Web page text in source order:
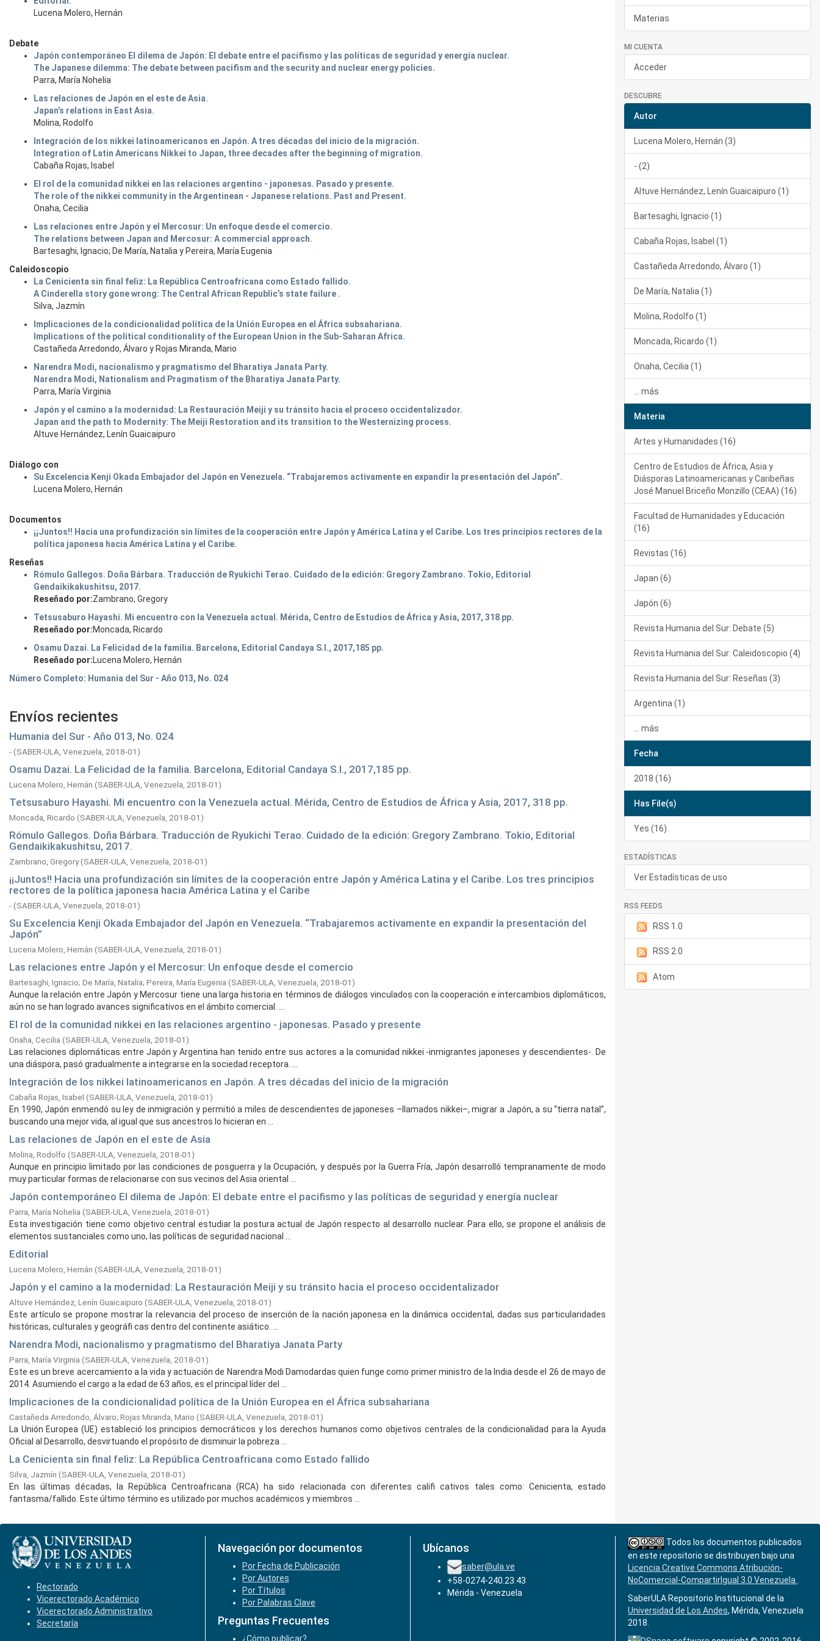
Lucena Molero, Hernán
Debate
Japón contemporáneo El dilema de Japón: El debate entre el pacifismo y las políticas de seguridad y energía nuclear.
The Japanese dilemma: The debate between pacifism and the security and nuclear energy policies.
Parra, María Nohelia
Las relaciones de Japón en el este de Asia.
Japan’s relations in East Asia.
Molina, Rodolfo
Integración de los nikkei latinoamericanos en Japón. A tres décadas del inicio de la migración.
Integration of Latin Americans Nikkei to Japan, three decades after the beginning of migration.
Cabaña Rojas, Isabel
El rol de la comunidad nikkei en las relaciones argentino - japonesas. Pasado y presente.
The role of the nikkei community in the Argentinean - Japanese relations. Past and Present.
Onaha, Cecilia
Las relaciones entre Japón y el Mercosur: Un enfoque desde el comercio.
The relations between Japan and Mercosur: A commercial approach.
Bartesaghi, Ignacio; De María, Natalia y Pereira, María Eugenia
Caleidoscopio
La Cenicienta sin final feliz: La República Centroafricana como Estado fallido.
A Cinderella story gone wrong: The Central African Republic’s state failure .
Silva, Jazmín
Implicaciones de la condicionalidad política de la Unión Europea en el África subsahariana.
Implications of the political conditionality of the European Union in the Sub-Saharan Africa.
Castañeda Arredondo, Álvaro y Rojas Miranda, Mario
Narendra Modi, nacionalismo y pragmatismo del Bharatiya Janata Party.
Narendra Modi, Nationalism and Pragmatism of the Bharatiya Janata Party.
Parra, María Virginia
Japón y el camino a la modernidad: La Restauración Meiji y su tránsito hacia el proceso occidentalizador.
Japan and the path to Modernity: The Meiji Restoration and its transition to the Westernizing process.
Altuve Hernández, Lenín Guaicaipuro
Diálogo con
Su Excelencia Kenji Okada Embajador del Japón en Venezuela. “Trabajaremos activamente en expandir la presentación del Japón”.
Lucena Molero, Hernán
Documentos
¡¡Juntos!! Hacia una profundización sin límites de la cooperación entre Japón y América Latina y el Caribe. Los tres principios rectores de la
política japonesa hacia América Latina y el Caribe.
Reseñas
Rómulo Gallegos. Doña Bárbara. Traducción de Ryukichi Terao. Cuidado de la edición: Gregory Zambrano. Tokio, Editorial
Gendaikikakushitsu, 2017.
Reseñado por:Zambrano, Gregory
Tetsusaburo Hayashi. Mi encuentro con la Venezuela actual. Mérida, Centro de Estudios de África y Asia, 2017, 318 pp.
Reseñado por:Moncada, Ricardo
Osamu Dazai. La Felicidad de la familia. Barcelona, Editorial Candaya S.I., 2017,185 pp.
Reseñado por:Lucena Molero, Hernán
Número Completo: Humania del Sur - Año 013, No. 024
Envíos recientes
Humania del Sur - Año 013, No. 024
-(SABER-ULA, Venezuela, 2018-01)
Osamu Dazai. La Felicidad de la familia. Barcelona, Editorial Candaya S.I., 2017,185 pp.
Lucena Molero, Hernán (SABER-ULA, Venezuela, 2018-01)
Tetsusaburo Hayashi. Mi encuentro con la Venezuela actual. Mérida, Centro de Estudios de África y Asia, 2017, 318 pp.
Moncada, Ricardo (SABER-ULA, Venezuela, 2018-01)
Rómulo Gallegos. Doña Bárbara. Traducción de Ryukichi Terao. Cuidado de la edición: Gregory Zambrano. Tokio, Editorial
Gendaikikakushitsu, 2017.
Zambrano, Gregory(SABER-ULA, Venezuela, 2018-01)
¡¡Juntos!! Hacia una profundización sin límites de la cooperación entre Japón y América Latina y el Caribe. Los tres principios
rectores de la política japonesa hacia América Latina y el Caribe
-(SABER-ULA, Venezuela, 2018-01)
Su Excelencia Kenji Okada Embajador del Japón en Venezuela. “Trabajaremos activamente en expandir la presentación del
Japón”
Lucena Molero, Hernán (SABER-ULA, Venezuela, 2018-01)
Las relaciones entre Japón y el Mercosur: Un enfoque desde el comercio
Bartesaghi, Ignacio; De María, Natalia; Pereira, María Eugenia (SABER-ULA, Venezuela, 2018-01)
Aunque la relación entre Japón y Mercosur tiene una larga historia en términos de diálogos vinculados con la cooperación e intercambios diplomáticos,
aún no se han logrado avances significativos en el ámbito comercial. ...
El rol de la comunidad nikkei en las relaciones argentino - japonesas. Pasado y presente
Onaha, Cecilia (SABER-ULA, Venezuela, 2018-01)
Las relaciones diplomáticas entre Japón y Argentina han tenido entre sus actores a la comunidad nikkei -inmigrantes japoneses y descendientes-. De
una diáspora, pasó gradualmente a integrarse en la sociedad receptora. ...
Integración de los nikkei latinoamericanos en Japón. A tres décadas del inicio de la migración
Cabaña Rojas, Isabel (SABER-ULA, Venezuela, 2018-01)
En 1990, Japón enmendó su ley de inmigración y permitió a miles de descendientes de japoneses –llamados nikkei–, migrar a Japón, a su “tierra natal”,
buscando una mejor vida, al igual que sus ancestros lo hicieran en ...
Las relaciones de Japón en el este de Asia
Molina, Rodolfo (SABER-ULA, Venezuela, 2018-01)
Aunque en principio limitado por las condiciones de posguerra y la Ocupación, y después por la Guerra Fría, Japón desarrolló tempranamente de modo
muy particular formas de relacionarse con sus vecinos del Asia oriental ...
Japón contemporáneo El dilema de Japón: El debate entre el pacifismo y las políticas de seguridad y energía nuclear
Parra, María Nohelia (SABER-ULA, Venezuela, 2018-01)
Esta investigación tiene como objetivo central estudiar la postura actual de Japón respecto al desarrollo nuclear. Para ello, se propone el análisis de
elementos sustanciales como uno, las políticas de seguridad nacional ...
Editorial
Lucena Molero, Hernán (SABER-ULA, Venezuela, 2018-01)
Japón y el camino a la modernidad: La Restauración Meiji y su tránsito hacia el proceso occidentalizador
Altuve Hernández, Lenín Guaicaipuro (SABER-ULA, Venezuela, 2018-01)
Este artículo se propone mostrar la relevancia del proceso de inserción de la nación japonesa en la dinámica occidental, dadas sus particularidades
históricas, culturales y geográfi cas dentro del continente asiático. ...
Narendra Modi, nacionalismo y pragmatismo del Bharatiya Janata Party
Parra, María Virginia (SABER-ULA, Venezuela, 2018-01)
Este es un breve acercamiento a la vida y actuación de Narendra Modi Damodardas quien funge como primer ministro de la India desde el 26 de mayo de
2014. Asumiendo el cargo a la edad de 63 años, es el principal líder del ...
Implicaciones de la condicionalidad política de la Unión Europea en el África subsahariana
Castañeda Arredondo, Álvaro; Rojas Miranda, Mario (SABER-ULA, Venezuela, 2018-01)
La Unión Europea (UE) estableció los principios democráticos y los derechos humanos como objetivos centrales de la condicionalidad para la Ayuda
Oficial al Desarrollo, desvirtuando el propósito de disminuir la pobreza ...
La Cenicienta sin final feliz: La República Centroafricana como Estado fallido
Silva, Jazmín (SABER-ULA, Venezuela, 2018-01)
En las últimas décadas, la República Centroafricana (RCA) ha sido relacionada con diferentes califi cativos tales como: Cenicienta, estado
fantasma/fallido. Este último término es utilizado por muchos académicos y miembros ...
Materias
MI CUENTA
Acceder
DESCUBRE
Autor
Lucena Molero, Hernán (3)
- (2)
Altuve Hernández, Lenín Guaicaipuro (1)
Bartesaghi, Ignacio (1)
Cabaña Rojas, Isabel (1)
Castañeda Arredondo, Álvaro (1)
De María, Natalia (1)
Molina, Rodolfo (1)
Moncada, Ricardo (1)
Onaha, Cecilia (1)
... más
Materia
Artes y Humanidades (16)
Centro de Estudios de África, Asia y
Diásporas Latinoamericanas y Caribeñas
José Manuel Briceño Monzillo (CEAA) (16)
Facultad de Humanidades y Educación
(16)
Revistas (16)
Japan (6)
Japón (6)
Revista Humania del Sur: Debate (5)
Revista Humania del Sur: Caleidoscopio (4)
Revista Humania del Sur: Reseñas (3)
Argentina (1)
... más
Fecha
2018 (16)
Has File(s)
Yes (16)
ESTADÍSTICAS
Ver Estadísticas de uso
RSS FEEDS
RSS 1.0
RSS 2.0
Atom
Rectorado
Vicerectorado Académico
Vicerectorado Administrativo
Secretaría
Navegación por documentos
Por Fecha de Publicación
Por Autores
Por Títulos
Por Palabras Clave
Preguntas Frecuentes
¿Cómo publicar?
Ubícanos
saber@ula.ve
+58-0274-240.23.43
Mérida - Venezuela
Todos los documentos publicados
en este repositorio se distribuyen bajo una
Licencia Creative Commons Atribución-
NoComercial-CompartirIgual 3.0 Venezuela
SaberULA Repositorio Institucional de la
Universidad de Los Andes, Mérida, Venezuela
2018.